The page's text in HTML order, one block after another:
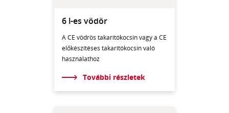
6 l-es vödör
A CE vödrös takarítókocsin vagy a CE
előkészítéses takarítókocsin való
használathoz
További részletek